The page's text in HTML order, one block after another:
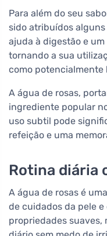
Para além do seu
sido atribuídos
ajuda à digestão e
tornando a sua
como potencialmente
A água de rosas,
ingrediente popular
uso subtil pode
refeição e uma
Rotina diária
A água de rosas é
de cuidados da pele
propriedades suaves,